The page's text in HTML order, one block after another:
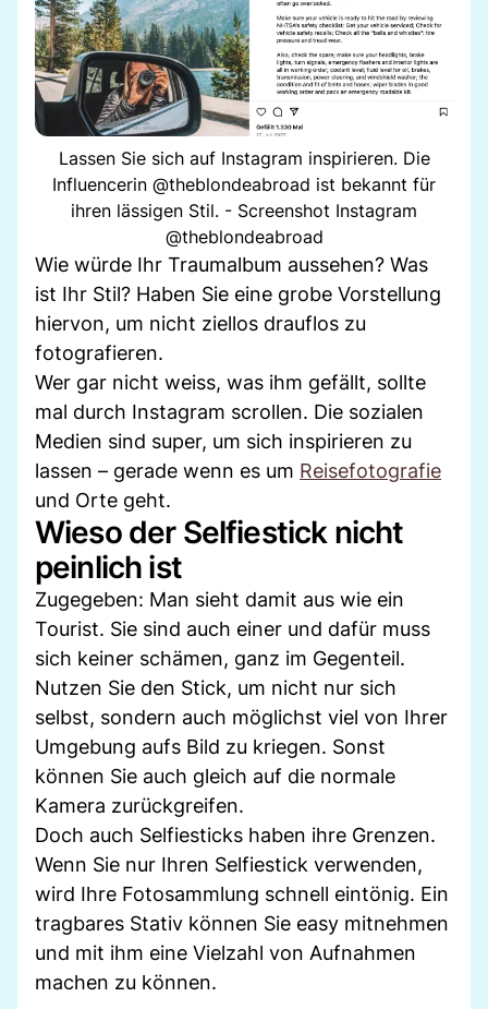
Lassen Sie sich auf Instagram inspirieren. Die
Influencerin @theblondeabroad ist bekannt für
ihren lässigen Stil. - Screenshot Instagram
@theblondeabroad
Wie würde Ihr Traumalbum aussehen? Was
ist Ihr Stil? Haben Sie eine grobe Vorstellung
hiervon, um nicht ziellos drauflos zu
fotografieren.
Wer gar nicht weiss, was ihm gefällt, sollte
mal durch Instagram scrollen. Die sozialen
Medien sind super, um sich inspirieren zu
lassen – gerade wenn es um Reisefotografie
und Orte geht.
Wieso der Selfiestick nicht
peinlich ist
Zugegeben: Man sieht damit aus wie ein
Tourist. Sie sind auch einer und dafür muss
sich keiner schämen, ganz im Gegenteil.
Nutzen Sie den Stick, um nicht nur sich
selbst, sondern auch möglichst viel von Ihrer
Umgebung aufs Bild zu kriegen. Sonst
können Sie auch gleich auf die normale
Kamera zurückgreifen.
Doch auch Selfiesticks haben ihre Grenzen.
Wenn Sie nur Ihren Selfiestick verwenden,
wird Ihre Fotosammlung schnell eintönig. Ein
tragbares Stativ können Sie easy mitnehmen
und mit ihm eine Vielzahl von Aufnahmen
machen zu können.